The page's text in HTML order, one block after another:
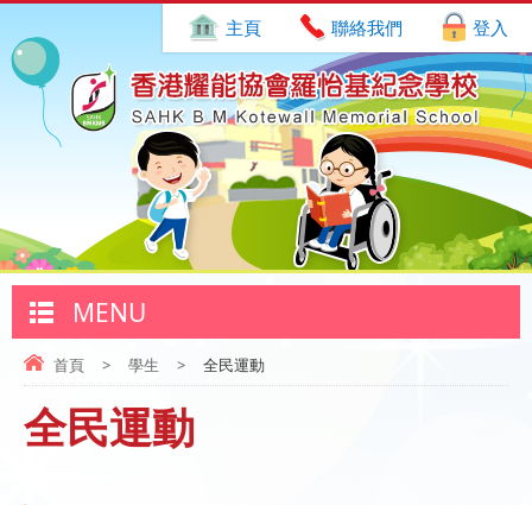
主頁 聯絡我們 登入
MENU
首頁 > 學生 > 全民運動
全民運動